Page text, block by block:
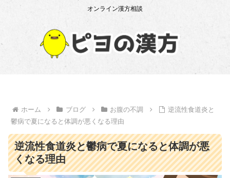
オンライン漢方相談
ホーム ブログ お腹の不調
逆流性食道炎と
鬱病で夏になると体調が悪くなる理由
逆流性食道炎と鬱病で夏になると体調が悪
くなる理由